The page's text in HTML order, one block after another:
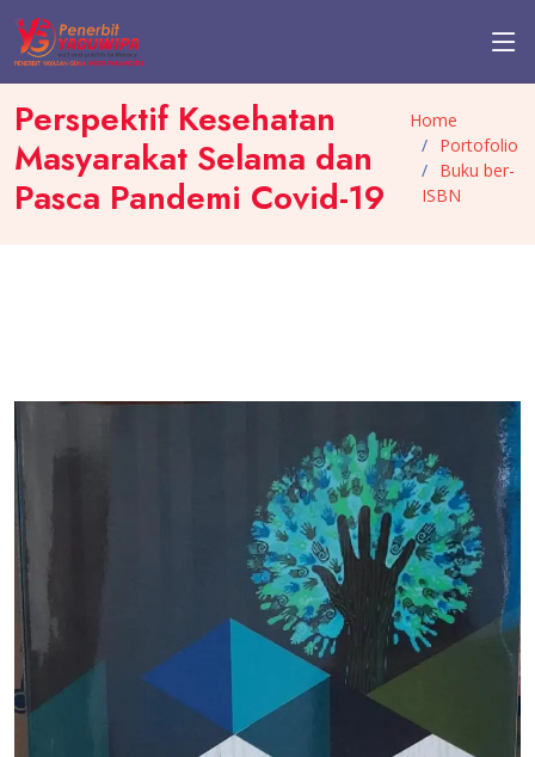
Perspektif Kesehatan
Masyarakat Selama dan
Pasca Pandemi Covid-19
Home
Portofolio
Buku ber-
ISBN